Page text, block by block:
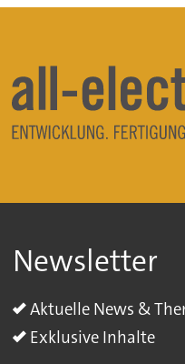
Newsletter
Aktuelle News &
Exklusive Inhalte